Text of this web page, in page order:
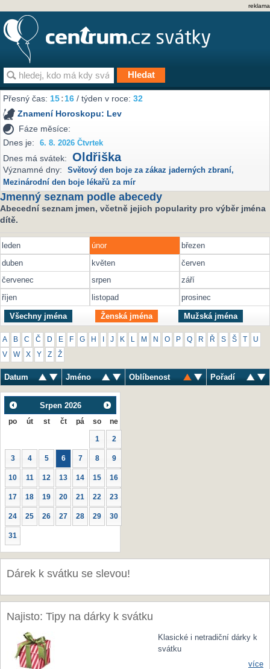
reklama
Přesný čas:15:16 / týden v roce:32
Znamení Horoskopu: Lev
Fáze měsíce:
Dnes je:
6. 8. 2026 Čtvrtek
Dnes má svátek: Oldřiška
Významné dny: Světový den boje za zákaz jaderných zbraní,
Mezinárodní den boje lékařů za mír
Jmenný seznam podle abecedy
Abecední seznam jmen, včetně jejich popularity pro výběr jména
dítě.
leden únor
březen
duben
květen
červen
červenec
srpen
září
říjen
listopad prosinec
Všechny jména Ženská jména Mužská jména
A B C Č D E F G H J K M N O P Q R Ř S Š U
V W X Y Z Ž
Datum Jméno Oblíbenost Pořadí
Srpen 2026
po út st čt pá so ne
1 2
3 4 5 6 7 8 9
10 11 12 13 14 15 16
17 18 19 20 21 22 23
24 25 26 27 28 29 30
31
Dárek k svátku se slevou!
Najisto: Tipy na dárky k svátku
Klasické i netradiční dárky k
svátku
více